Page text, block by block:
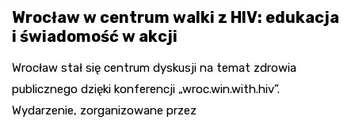
Wrocław w centrum walki z HIV: edukacja
i świadomość w akcji
Wrocław stał się centrum dyskusji na temat zdrowia
publicznego dzięki konferencji „wroc.win.with.hiv”.
Wydarzenie, zorganizowane przez